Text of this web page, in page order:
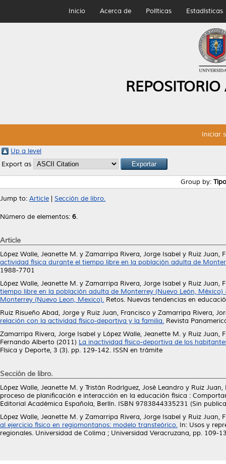
Inicio Acerca de Políticas Estadísticas
Iniciar
Up a level
Export as
Group by:
Jump to: Article Sección de libro.
Número de elementos: 6.
Article
López Walle, Jeanette M. y Zamarripa Rivera, Jorge Isabel y Ruiz Juan,
actividad física durante el tiempo libre en la población adulta de
1988-7701
López Walle, Jeanette M. y Zamarripa Rivera, Jorge Isabel y Ruiz Juan,
tiempo libre en la población adulta de Monterrey (Nuevo León,
Monterrey (Nuevo Leon, Mexico). Retos. Nuevas tendencias en
Ruiz Risueño Abad, Jorge y Ruiz Juan, Francisco y Zamarripa Rivera,
relación con la actividad físico-deportiva y la familia. Revista
Zamarripa Rivera, Jorge Isabel y López Walle, Jeanette M. y Ruiz Juan,
Fernando Alberto (2011) La inactividad físico-deportiva de los
Física y Deporte, 3 (3). pp. 129-142. ISSN en trámite
Sección de libro.
López Walle, Jeanette M. y Tristán Rodríguez, José Leandro y Ruiz Juan,
proceso de planificación e interacción en la educación física :
Editorial Académica Española, Berlín. ISBN 9783844335231 (Sin
López Walle, Jeanette M. y Zamarripa Rivera, Jorge Isabel y Ruiz Juan,
al ejercicio físico en regiomontanos: modelo transteórico. In: Usos y
regionales. Universidad de Colima ; Universidad Veracruzana, pp. 109-